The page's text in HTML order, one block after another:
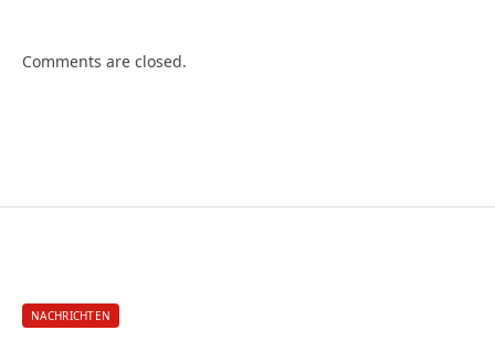
Comments are closed.
NACHRICHTEN